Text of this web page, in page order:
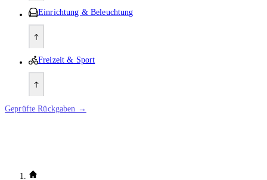
Einrichtung & Beleuchtung
Freizeit & Sport
Geprüfte Rückgaben →